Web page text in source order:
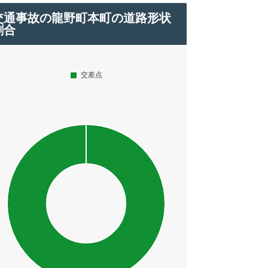
通事故の龍野町本町の道路形状
合